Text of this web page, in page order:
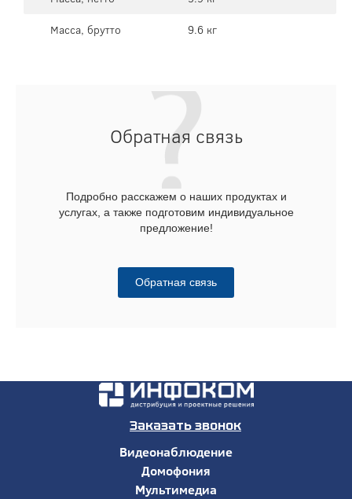
Масса, брутто
9.6 кг
Обратная связь
Подробно расскажем о наших продуктах и
услугах, а также подготовим индивидуальное
предложение!
Обратная связь
Заказать звонок
Видеонаблюдение
Домофония
Мультимедиа